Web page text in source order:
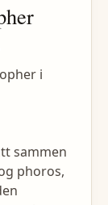
i
sammen
phoros,